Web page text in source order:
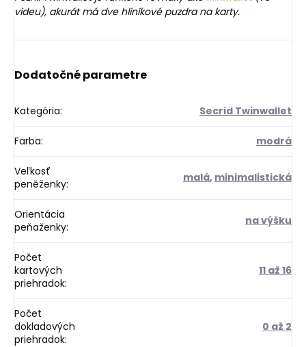
videu), akurát má dve hliníkové puzdra na karty.
Dodatočné parametre
Kategória: Secrid Twinwallet
Farba: modrá
Veľkosť
peněženky: malá, minimalistická
Orientácia
peňaženky: na výšku
Počet
kartových
priehradok:
11 až 16
Počet
dokladových
priehradok:
0 až 2